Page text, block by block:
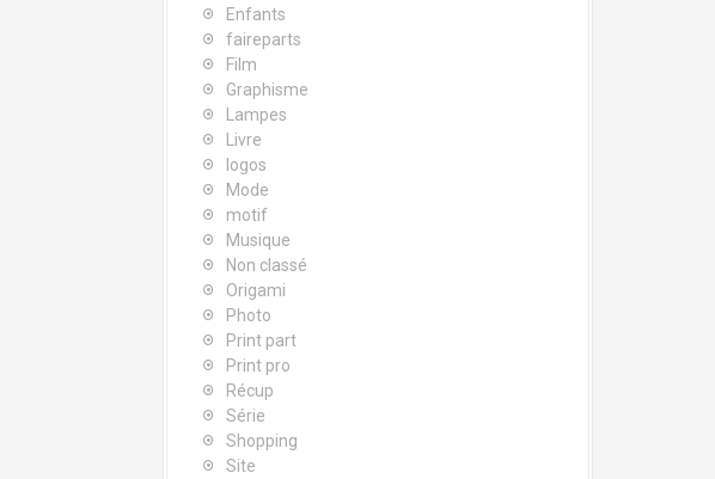
Enfants
faireparts
Film
Graphisme
Lampes
Livre
logos
Mode
motif
Musique
Non classé
Origami
Photo
Print part
Print pro
Récup
Série
Shopping
Site